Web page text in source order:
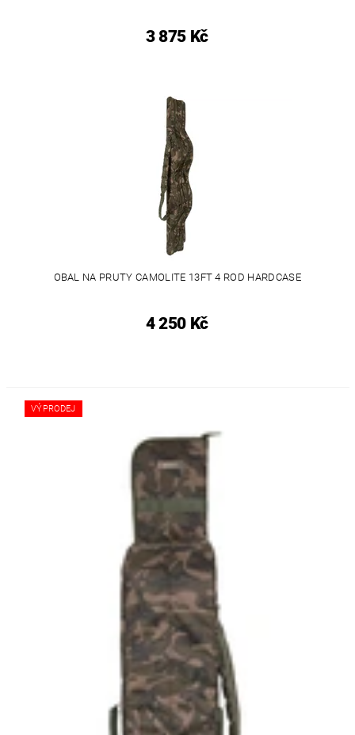
3 875 Kč
OBAL NA PRUTY CAMOLITE 13FT 4 ROD HARDCASE
4 250 Kč
VÝPRODEJ